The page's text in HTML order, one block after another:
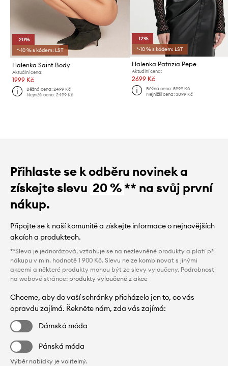
-20%
*-10 % s kódem: LST
Halenka Saint Body
Aktuální cena:
1999 Kč
Běžná cena:2499 Kč
Nejnižší cena:2499 Kč
-12%
*-10 % s kódem: LST
Halenka Patrizia Pepe
Aktuální cena:
2699 Kč
Běžná cena: 5999 Kč
Nejnižší cena: 3099 Kč
Přihlaste se k odběru novinek a
získejte slevu 20 %** na svůj první
nákup.
Připojte se k naší komunitě a získejte informace o nejnovějších
akcích a produktech.
**Sleva je jednorázová, vztahuje se na nezlevněné produkty a platí při
nákupu v min. hodnotě 1 900 Kč. Slevu nelze kombinovat s jinými
akcemi a některé produkty mohou být ze slevy vyloučeny. Podrobnosti
na webové stránce: produkty vyloučené z akce
Chceme, aby do vaší schránky přicházelo jen to, co vás
opravdu zajímá. Řekněte nám, zda vás zajímá:
Dámská móda
Pánská móda
Výběr nabídky je volitelný.